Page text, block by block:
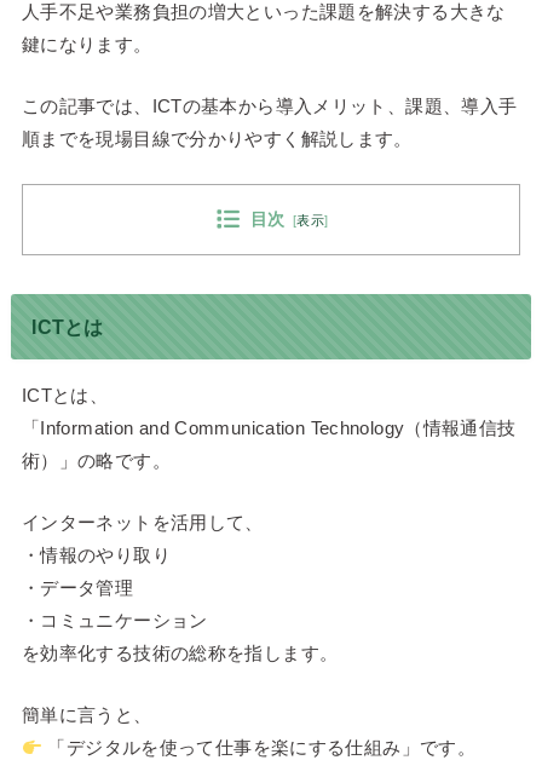
人手不足や業務負担の増大といった課題を解決する大きな
鍵になります。
この記事では、ICTの基本から導入メリット、課題、導入手
順までを現場目線で分かりやすく解説します。
目次 [表示]
ICTとは
ICTとは、
「Information and Communication Technology（情報通信技
術）」の略です。
インターネットを活用して、
・情報のやり取り
・データ管理
・コミュニケーション
を効率化する技術の総称を指します。
簡単に言うと、
「デジタルを使って仕事を楽にする仕組み」です。